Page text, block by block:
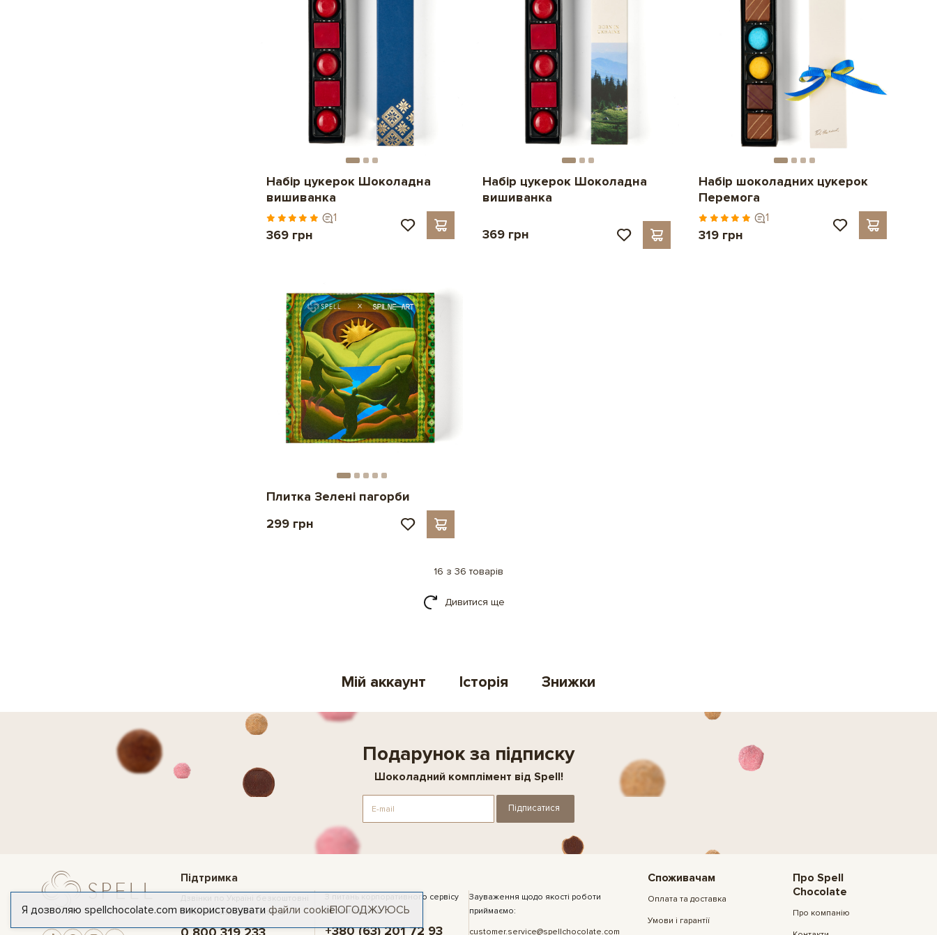
Набір цукерок Шоколадна
вишиванка
1
369 грн
Набір цукерок Шоколадна
вишиванка
369 грн
Набір шоколадних цукерок
Перемога
1
319 грн
Плитка Зелені пагорби
299 грн
16 з 36 товарів
Дивитися ще
Мій аккаунт Історія Знижки
Подарунок за підписку
Шоколадний комплімент від Spell!
Підписатися
Підтримка
З усіх питань звертайтесь:
З питань корпоративного сервісу
та замовлень:
+380 (63) 201 72 93
Зауваження щодо якості роботи
приймаємо:
customer.service@spellchocolate.com
Споживачам
Оплата та доставка
Умови і гарантії
Про Spell
Chocolate
Про компанію
Я дозволяю spellchocolate.com використовувати файли cookieПОГОДЖУЮСЬ